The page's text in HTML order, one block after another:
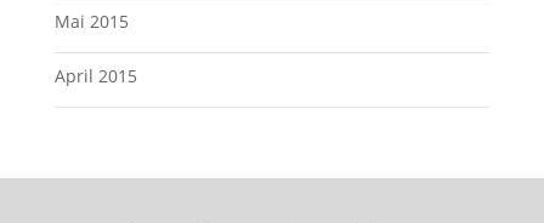
Mai 2015
April 2015